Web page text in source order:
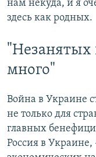
нам некуда, и я
здесь как родных.
много"
Война в Украине
не только для
главных
Россия в Украине,